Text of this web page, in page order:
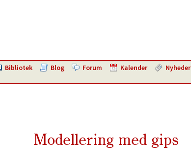
Bibliotek Blog Forum Kalender Nyheder
Modellering med gips